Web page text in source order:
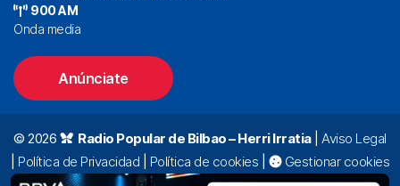
900 AM
Onda media
Anúnciate
© 2026 Radio Popular de Bilbao – Herri Irratia| Aviso Legal
Política de Privacidad Política de cookies
Gestionar cookies